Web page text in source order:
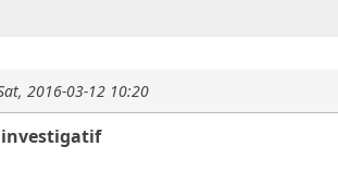
2016-03-12 10:20